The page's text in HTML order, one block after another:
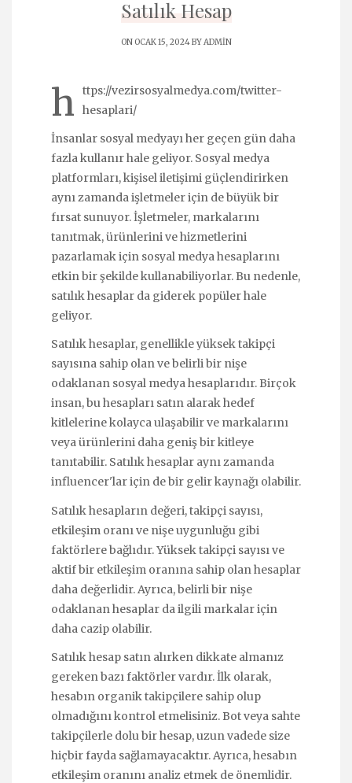
Satılık Hesap
ON OCAK 15, 2024 BYADMIN
h
ttps://vezirsosyalmedya.com/twitter-
hesaplari/
İnsanlar sosyal medyayı her geçen gün daha
fazla kullanır hale geliyor. Sosyal medya
platformları, kişisel iletişimi güçlendirirken
aynı zamanda işletmeler için de büyük bir
fırsat sunuyor. İşletmeler, markalarını
tanıtmak, ürünlerini ve hizmetlerini
pazarlamak için sosyal medya hesaplarını
etkin bir şekilde kullanabiliyorlar. Bu nedenle,
satılık hesaplar da giderek popüler hale
geliyor.
Satılık hesaplar, genellikle yüksek takipçi
sayısına sahip olan ve belirli bir nişe
odaklanan sosyal medya hesaplarıdır. Birçok
insan, bu hesapları satın alarak hedef
kitlelerine kolayca ulaşabilir ve markalarını
veya ürünlerini daha geniş bir kitleye
tanıtabilir. Satılık hesaplar aynı zamanda
influencer'lar için de bir gelir kaynağı olabilir.
Satılık hesapların değeri, takipçi sayısı,
etkileşim oranı ve nişe uygunluğu gibi
faktörlere bağlıdır. Yüksek takipçi sayısı ve
aktif bir etkileşim oranına sahip olan hesaplar
daha değerlidir. Ayrıca, belirli bir nişe
odaklanan hesaplar da ilgili markalar için
daha cazip olabilir.
Satılık hesap satın alırken dikkate almanız
gereken bazı faktörler vardır. İlk olarak,
hesabın organik takipçilere sahip olup
olmadığını kontrol etmelisiniz. Bot veya sahte
takipçilerle dolu bir hesap, uzun vadede size
hiçbir fayda sağlamayacaktır. Ayrıca, hesabın
etkileşim oranını analiz etmek de önemlidir.